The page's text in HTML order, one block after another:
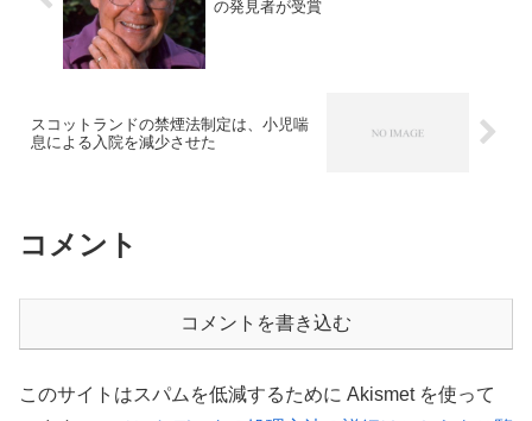
の発見者が受賞
スコットランドの禁煙法制定は、小児喘
息による入院を減少させた
コメント
コメントを書き込む
このサイトはスパムを低減するために Akismet を使って